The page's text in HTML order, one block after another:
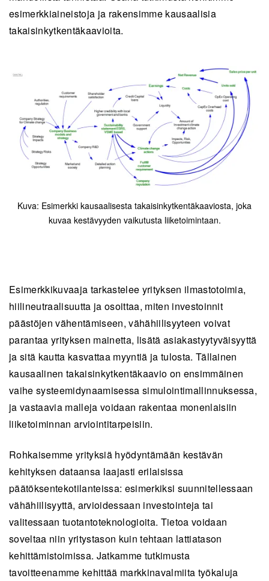
esimerkkiaineistoja ja rakensimme kausaalisia
takaisinkytkentäkaavioita.
Kuva: Esimerkki kausaalisesta takaisinkytkentäkaaviosta, joka
kuvaa kestävyyden vaikutusta liiketoimintaan.
Esimerkkikuvaaja tarkastelee yrityksen ilmastotoimia,
hiilineutraalisuutta ja osoittaa, miten investoinnit
päästöjen vähentämiseen, vähähiilisyyteen voivat
parantaa yrityksen mainetta, lisätä asiakastyytyväisyyttä
ja sitä kautta kasvattaa myyntiä ja tulosta. Tällainen
kausaalinen takaisinkytkentäkaavio on ensimmäinen
vaihe systeemidynaamisessa simulointimallinnuksessa,
ja vastaavia malleja voidaan rakentaa monenlaisiin
liiketoiminnan arviointitarpeisiin.
Rohkaisemme yrityksiä hyödyntämään kestävän
kehityksen dataansa laajasti erilaisissa
päätöksentekotilanteissa: esimerkiksi suunnitellessaan
vähähiilisyyttä, arvioidessaan investointeja tai
valitessaan tuotantoteknologioita. Tietoa voidaan
soveltaa niin yritystason kuin tehtaan lattiatason
kehittämistoimissa. Jatkamme tutkimusta
tavoitteenamme kehittää markkinavalmiita työkaluja